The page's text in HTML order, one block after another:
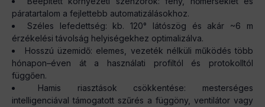
páratartalom a fejlettebb automatizálásokhoz.
Széles lefedettség: kb. 120° látószög és akár ~6 m
érzékelési távolság helyiségekhez optimalizálva.
Hosszú üzemidő: elemes, vezeték nélküli működés több
hónapon–éven át a használati profiltól és protokolltól
függően.
Hamis riasztások csökkentése: mesterséges
intelligenciával támogatott szűrés a függöny, ventilátor vagy